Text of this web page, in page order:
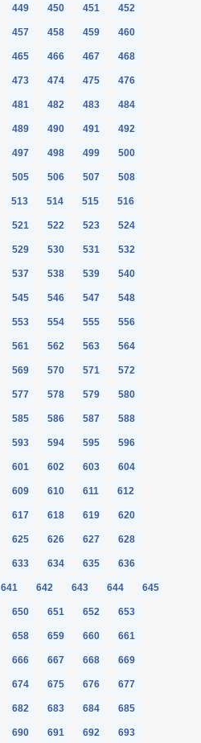
449 450 451 452
457 458 459 460
465 466 467 468
473 474 475 476
481 482 483 484
489 490 491 492
497 498 499 500
505 506 507 508
513 514 515 516
521 522 523 524
529 530 531 532
537 538 539 540
545 546 547 548
553 554 555 556
561 562 563 564
569 570 571 572
577 578 579 580
585 586 587 588
593 594 595 596
601 602 603 604
609 610 611 612
617 618 619 620
625 626 627 628
633 634 635 636
641 642 643 644 645
650 651 652 653
658 659 660 661
666 667 668 669
674 675 676 677
682 683 684 685
690 691 692 693